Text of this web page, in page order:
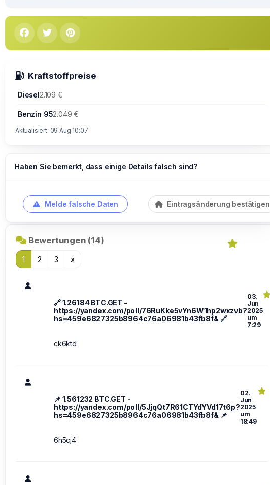
Kraftstoffpreise
Diesel2.109 €
Benzin 952.049 €
Aktualisiert: 09 Aug 10:07
Haben Sie bemerkt, dass einige Details falsch sind?
Melde falsche Daten Eintragsänderung bestätigen
Bewertungen (14)
1 2 3 »
🔗 1.26184 BTC.GET -
https://yandex.com/poll/76RuKke5vYn6W1hp2wxzvb?
hs=459e6827325b8964c76a06981b43fb8f& 🔗
03.
Jun
2025
um
7:29
ck6ktd
📌 1.561232 BTC.GET -
https://yandex.com/poll/5JjqQt7R61CTYdYVd17t6p?
hs=459e6827325b8964c76a06981b43fb8f& 📌
02.
Jun
2025
um
18:49
6h5cj4